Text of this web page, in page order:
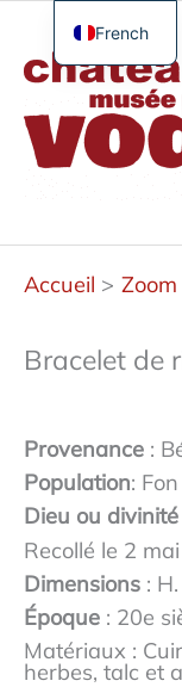
Aller
contenu
Accueil
Bracelet de
Provenance :
Population: Fon
Dieu ou
Recollé le 2
Dimensions :
Époque : 20e
Matériaux :
herbes, talc et
French
English
German
Spanish